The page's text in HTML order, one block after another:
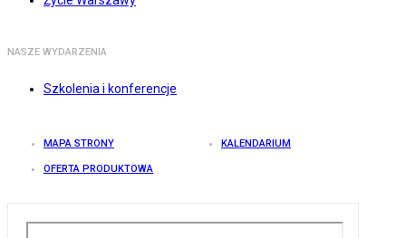
NASZE WYDARZENIA
Szkolenia i konferencje
MAPA STRONY KALENDARIUM
OFERTA PRODUKTOWA